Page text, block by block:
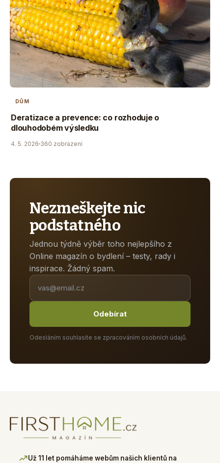
DŮM
Deratizace a prevence: co rozhoduje o
dlouhodobém výsledku
4. 5. 2026 360 zobrazení
Nezmeškejte nic
podstatného
Jednou týdně výběr toho nejlepšího z
Online magazín o bydlení – testy, rady i
inspirace. Žádný spam.
Odebírat
Odesláním souhlasíte se zpracováním osobních údajů.
Už 11 let pomáháme webům našich klientů na